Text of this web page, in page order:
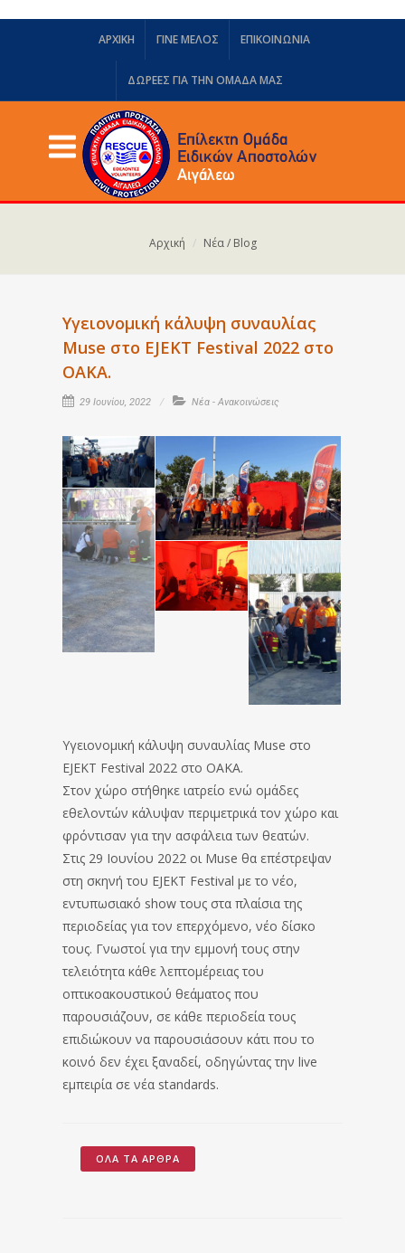
ΑΡΧΙΚΗ ΓΙΝΕ ΜΕΛΟΣ ΕΠΙΚΟΙΝΩΝΙΑ
ΔΩΡΕΈΣ ΓΙΑ ΤΗΝ ΟΜΆΔΑ ΜΑΣ
Αρχική Νέα / Blog
Υγειονομική κάλυψη συναυλίας
Muse στο EJEKT Festival 2022 στο
ΟΑΚΑ.
29 Ιουνίου, 2022 Νέα - Ανακοινώσεις
Υγειονομική κάλυψη συναυλίας Muse στο
EJEKT Festival 2022 στο ΟΑΚΑ.
Στον χώρο στήθηκε ιατρείο ενώ ομάδες
εθελοντών κάλυψαν περιμετρικά τον χώρο και
φρόντισαν για την ασφάλεια των θεατών.
Στις 29 Ιουνίου 2022 οι Muse θα επέστρεψαν
στη σκηνή του EJEKT Festival με το νέο,
εντυπωσιακό show τους στα πλαίσια της
περιοδείας για τον επερχόμενο, νέο δίσκο
τους. Γνωστοί για την εμμονή τους στην
τελειότητα κάθε λεπτομέρειας του
οπτικοακουστικού θεάματος που
παρουσιάζουν, σε κάθε περιοδεία τους
επιδιώκουν να παρουσιάσουν κάτι που το
κοινό δεν έχει ξαναδεί, οδηγώντας την live
εμπειρία σε νέα standards.
ΌΛΑ ΤΑ ΆΡΘΡΑ